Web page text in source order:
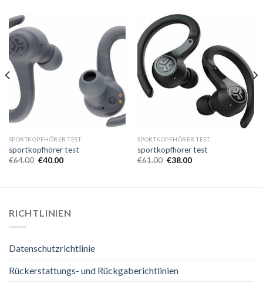
SPORTKOPFHÖRER TEST
sportkopfhörer test
€64.00 €40.00
SPORTKOPFHÖRER TEST
sportkopfhörer test
€61.00 €38.00
RICHTLINIEN
Datenschutzrichtlinie
Rückerstattungs- und Rückgaberichtlinien